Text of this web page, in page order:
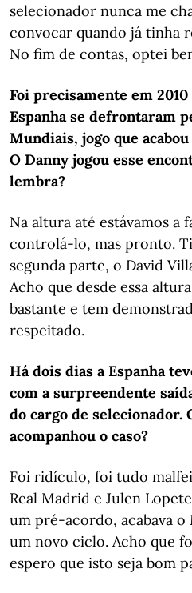
selecionador nunca me
convocar quando já tinha
No fim de contas, optei
Foi precisamente em
Espanha se defrontaram
Mundiais, jogo que
O Danny jogou esse
lembra?
Na altura até estávamos a
controlá-lo, mas pronto.
segunda parte, o David
Acho que desde essa
bastante e tem
respeitado.
Há dois dias a Espanha
com a surpreendente
do cargo de selecionador.
acompanhou o caso?
Foi ridículo, foi tudo
Real Madrid e Julen
um pré-acordo, acabava
um novo ciclo. Acho que
espero que isto seja bom